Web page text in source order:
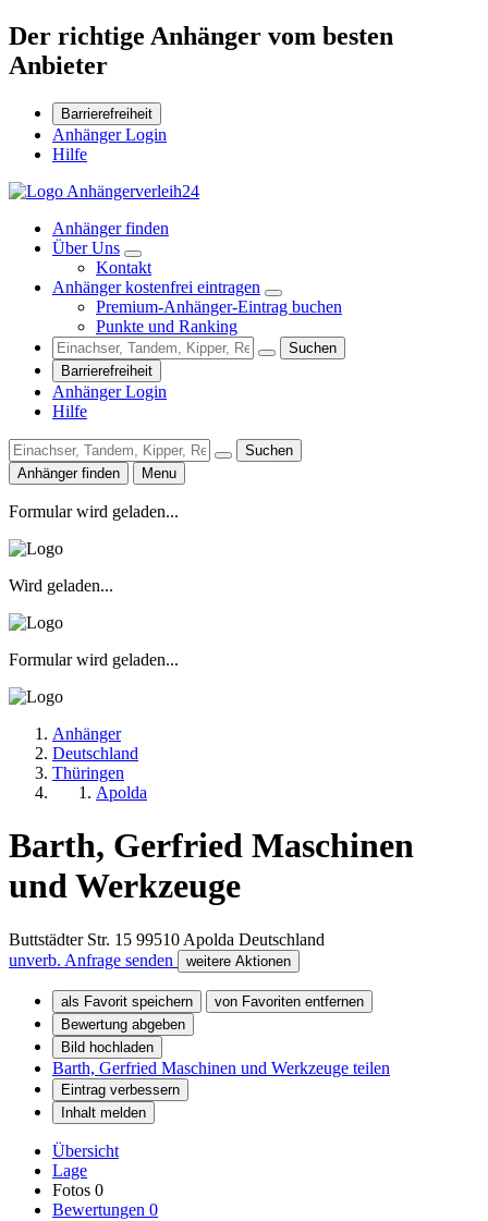
Der richtige Anhänger vom besten
Anbieter
Barrierefreiheit
Anhänger Login
Hilfe
Anhänger finden
Über Uns
Kontakt
Anhänger kostenfrei eintragen
Premium-Anhänger-Eintrag buchen
Punkte und Ranking
Suchen
Barrierefreiheit
Anhänger Login
Hilfe
Suchen
Anhänger finden
Menu
Formular wird geladen...
Wird geladen...
Formular wird geladen...
Anhänger
Deutschland
Thüringen
Apolda
Barth, Gerfried Maschinen
und Werkzeuge
Buttstädter Str. 15 99510 Apolda Deutschland
unverb. Anfrage senden
weitere Aktionen
als Favorit speichern
von Favoriten entfernen
Bewertung abgeben
Bild hochladen
Barth, Gerfried Maschinen und Werkzeuge teilen
Eintrag verbessern
Inhalt melden
Übersicht
Lage
Fotos 0
Bewertungen 0